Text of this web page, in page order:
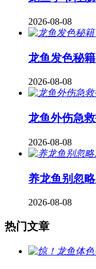
2026-08-08
龙鱼发色秘
2026-08-08
龙鱼外伤急
2026-08-08
养龙鱼别忽
2026-08-08
热门文章